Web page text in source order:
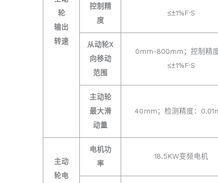
轮
输出
转速
控制精
度
≤±1%F·S
从动轮X
向移动
范围
0mm-800mm；控制精
≤±1%F·S
主动轮
最大滑
动量
40mm；检测精度：
主动
轮电
电机功
率
18.5KW变频电机